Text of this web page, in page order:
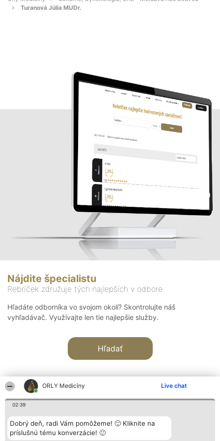
ORLY Medicíny Live chat
02:39
Dobrý deň, radi Vám pomôžeme! 🙂 Kliknite na
príslušnú tému konverzácie! 🙂
Turanová Júlia MUDr.
Nájdite špecialistu
Rebríček združuje tých najlepších v odbore
Hľadáte odborníka vo svojom okolí? Skontrolujte náš
vyhľadávač. Využívajte len tie najlepšie služby.
Hľadať
Organizátor hodnotenia
Bright Side Solutions sp. z o.
o. sp. k.
Hodnotenie
Laureáti
Lista
Kontakt
Kontakt